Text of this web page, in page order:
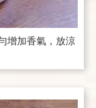
增加香氣，放涼